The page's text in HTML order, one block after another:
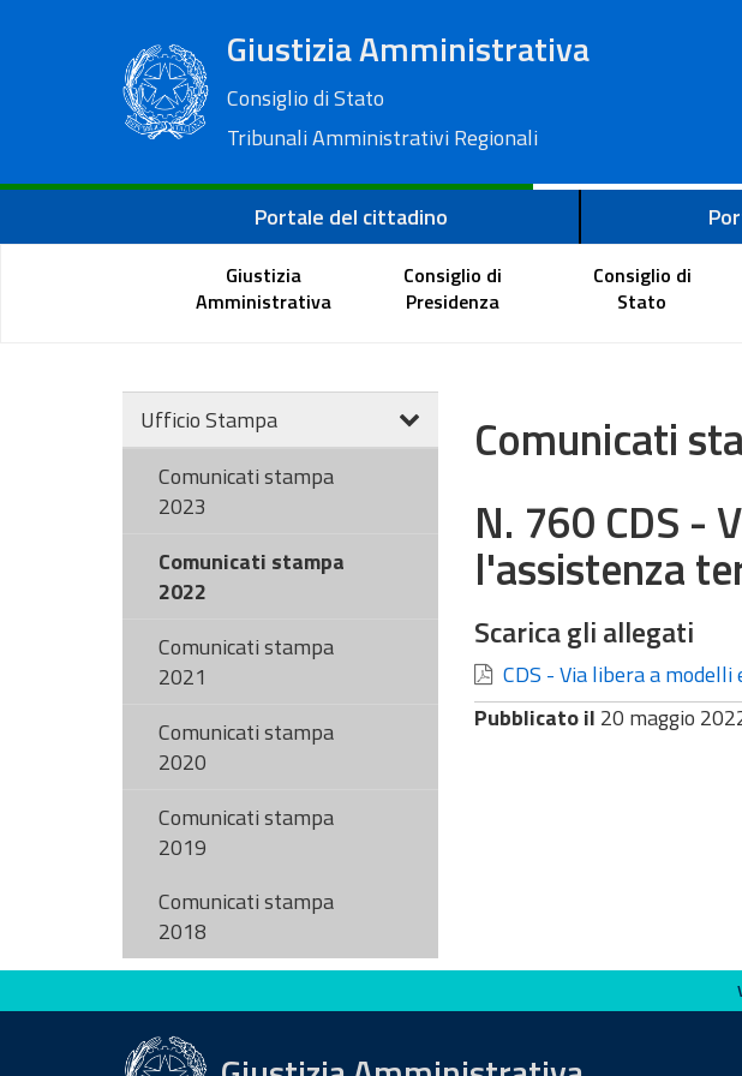
Giustizia Amministrativa
Consiglio di Stato
Tribunali Amministrativi Regionali
Portale del cittadino
Giustizia
Amministrativa
Consiglio di
Presidenza
Consiglio di
Stato
Ufficio Stampa
Comunicati stampa
2023
Comunicati stampa
2022
Comunicati stampa
2021
Comunicati stampa
2020
Comunicati stampa
2019
Comunicati stampa
2018
Comunicati
N. 760 CDS -
l'assistenza
Scarica gli allegati
CDS - Via libera a
Pubblicato il 20 maggio
Valuta questo sito